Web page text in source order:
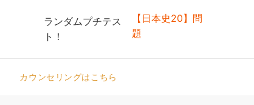
ランダムプチテス
ト！
【日本史20】問
題
カウンセリングはこちら